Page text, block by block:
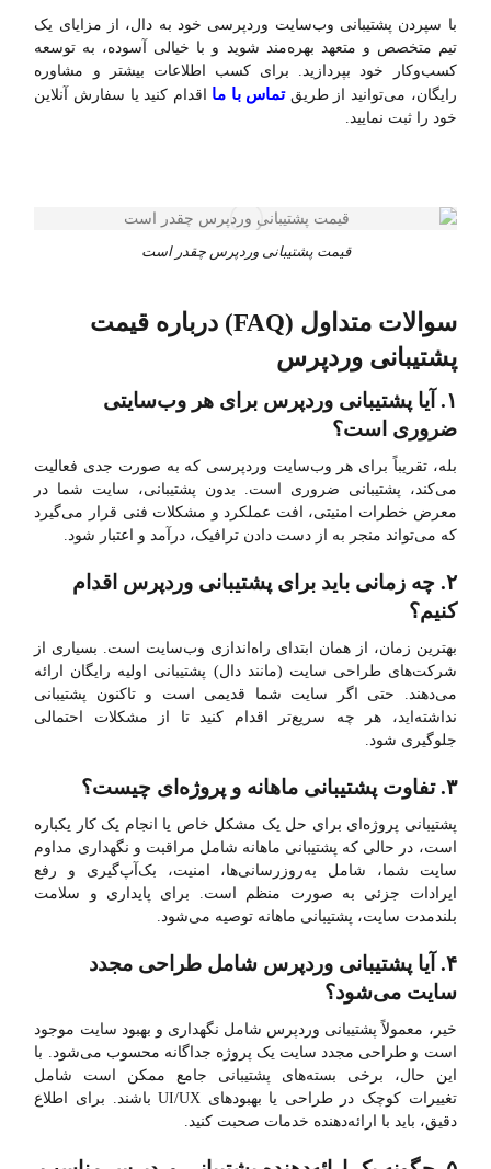
با سپردن پشتیبانی وب‌سایت وردپرسی خود به دال، از مزایای یک
تیم متخصص و متعهد بهره‌مند شوید و با خیالی آسوده، به توسعه
کسب‌وکار خود بپردازید. برای کسب اطلاعات بیشتر و مشاوره
رایگان، می‌توانید از طریقتماس با ما اقدام کنید یا سفارش آنلاین
خود را ثبت نمایید.
قیمت پشتیبانی وردپرس چقدر است
سوالات متداول (FAQ) درباره قیمت
پشتیبانی وردپرس
۱. آیا پشتیبانی وردپرس برای هر وب‌سایتی
ضروری است؟
بله، تقریباً برای هر وب‌سایت وردپرسی که به صورت جدی فعالیت
می‌کند، پشتیبانی ضروری است. بدون پشتیبانی، سایت شما در
معرض خطرات امنیتی، افت عملکرد و مشکلات فنی قرار می‌گیرد
که می‌تواند منجر به از دست دادن ترافیک، درآمد و اعتبار شود.
۲. چه زمانی باید برای پشتیبانی وردپرس اقدام
کنیم؟
بهترین زمان، از همان ابتدای راه‌اندازی وب‌سایت است. بسیاری از
شرکت‌های طراحی سایت (مانند دال) پشتیبانی اولیه رایگان ارائه
می‌دهند. حتی اگر سایت شما قدیمی است و تاکنون پشتیبانی
نداشته‌اید، هر چه سریع‌تر اقدام کنید تا از مشکلات احتمالی
جلوگیری شود.
۳. تفاوت پشتیبانی ماهانه و پروژه‌ای چیست؟
پشتیبانی پروژه‌ای برای حل یک مشکل خاص یا انجام یک کار یکباره
است، در حالی که پشتیبانی ماهانه شامل مراقبت و نگهداری مداوم
سایت شما، شامل به‌روزرسانی‌ها، امنیت، بک‌آپ‌گیری و رفع
ایرادات جزئی به صورت منظم است. برای پایداری و سلامت
بلندمدت سایت، پشتیبانی ماهانه توصیه می‌شود.
۴. آیا پشتیبانی وردپرس شامل طراحی مجدد
سایت می‌شود؟
خیر، معمولاً پشتیبانی وردپرس شامل نگهداری و بهبود سایت موجود
است و طراحی مجدد سایت یک پروژه جداگانه محسوب می‌شود. با
این حال، برخی بسته‌های پشتیبانی جامع ممکن است شامل
تغییرات کوچک در طراحی یا بهبودهای UI/UX باشند. برای اطلاع
دقیق، باید با ارائه‌دهنده خدمات صحبت کنید.